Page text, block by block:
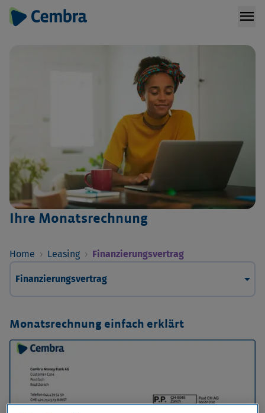
menu
Ihre Monats­rech­nung
Home › Leasing › Finanzierungsvertrag
arrow_drop_down
Finanzierungsvertrag
Monatsrechnung einfach erklärt